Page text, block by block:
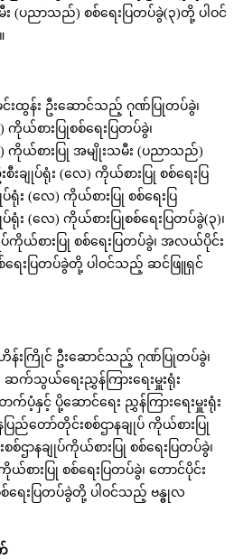
(ပညာသည်) စစ်ရေးပြတပ်ခွဲ(၃)တို့ ပါဝင်
မင်းထွန်း ဦးဆောင်သည့် ဂုဏ်ပြုတပ်ခွဲ၊
ယ်စားပြုစစ်ရေးပြတပ်ခွဲ၊
ကိုယ်စားပြု အမျိုးသမီး (ပညာသည်)
းချုပ်ရုံး (လေ) ကိုယ်စားပြု စစ်ရေးပြ
ရုံး (လေ) ကိုယ်စားပြု စစ်ရေးပြ
ရုံး (လေ) ကိုယ်စားပြုစစ်ရေးပြတပ်ခွဲ(၃)၊
ကိုယ်စားပြု စစ်ရေးပြတပ်ခွဲ၊ အလယ်ပိုင်း
ရေးပြတပ်ခွဲတို့ ပါဝင်သည့် ဆင်ဖြူရှင်
ာ်ဟိန်းကြိုင် ဦးဆောင်သည့် ဂုဏ်ပြုတပ်ခွဲ၊
ဆက်သွယ်ရေးညွှန်ကြားရေးမှူးရုံး
က်ပံ့နှင့် ပို့ဆောင်ရေး ညွှန်ကြားရေးမှူးရုံး
ပြည်တော်တိုင်းစစ်ဌာနချုပ် ကိုယ်စားပြု
စ်ဌာနချုပ်ကိုယ်စားပြု စစ်ရေးပြတပ်ခွဲ၊
စားပြု စစ်ရေးပြတပ်ခွဲ၊ တောင်ပိုင်း
စ်ရေးပြတပ်ခွဲတို့ ပါဝင်သည့် ဗန္ဓုလ